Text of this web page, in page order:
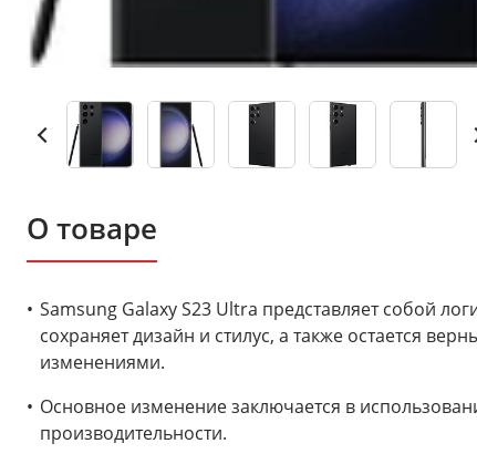
О товаре
Samsung Galaxy S23 Ultra представляет собой
сохраняет дизайн и стилус, а также остается
изменениями.
Основное изменение заключается в
производительности.